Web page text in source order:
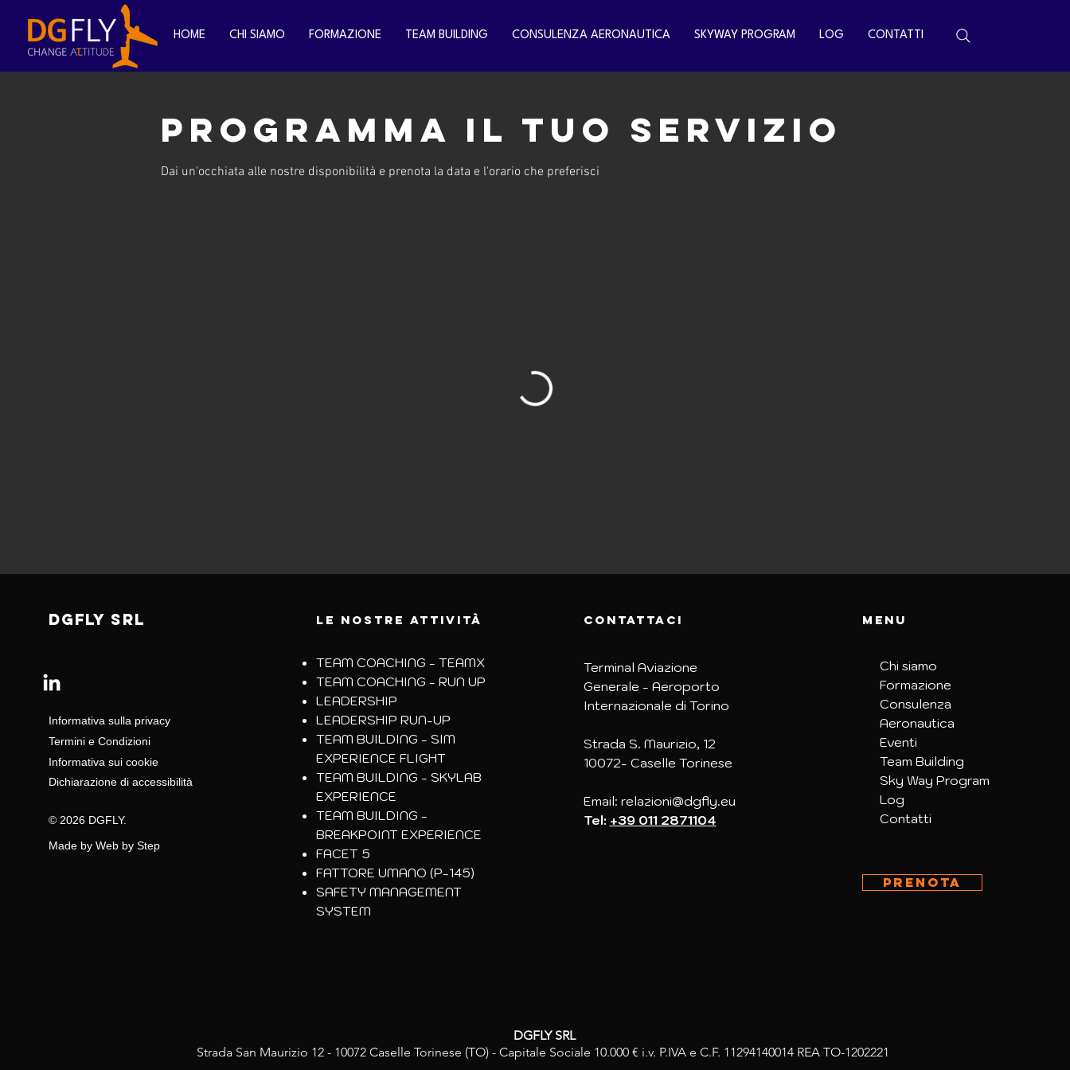
HOME CHI SIAMO FORMAZIONE TEAM BUILDING CONSULENZA AERONAUTICA SKYWAY PROGRAM LOG CONTATTI
Programma il tuo servizio
Dai un'occhiata alle nostre disponibilità e prenota la data e l'orario che preferisci
DGFLY srl
Informativa sulla privacy
Termini e Condizioni
Informativa sui cookie
Dichiarazione di accessibilità
© 2026 DGFLY.
Made by Web by Step
LE NOSTRE attivitÀ
TEAM COACHING - TEAMX
TEAM COACHING - RUN UP
LEADERSHIP
LEADERSHIP RUN-UP
TEAM BUILDING - SIM
EXPERIENCE FLIGHT
TEAM BUILDING - SKYLAB
EXPERIENCE
TEAM BUILDING -
BREAKPOINT EXPERIENCE
FACET 5
FATTORE UMANO (P-145)
SAFETY MANAGEMENT
SYSTEM
contattaci
Terminal Aviazione
Generale - Aeroporto
Internazionale di Torino
Strada S. Maurizio, 12
10072- Caselle Torinese
Email: relazioni@dgfly.eu
Tel: +39 011 2871104
Menu
Chi siamo
Formazione
Consulenza
Aeronautica
Eventi
Team Building
Sky Way Program
Log
Contatti
PRENOTA
DGFLY SRL
Strada San Maurizio 12 - 10072 Caselle Torinese (TO) - Capitale Sociale 10.000 € i.v. P.IVA e C.F. 11294140014 REA TO-1202221